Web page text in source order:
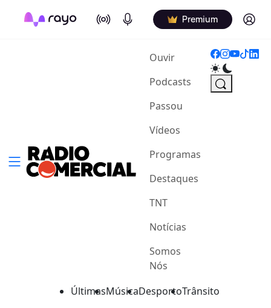
On Air Podcasts Premium Log in
Ouvir(current)
Podcasts
Passou
Vídeos
Programas
Destaques
TNT
Notícias
Somos
Nós
ÚltimasMúsicaDesportoTrânsito